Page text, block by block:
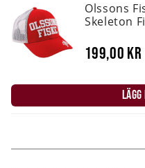
Olssons
Skeleton
199,00 kr